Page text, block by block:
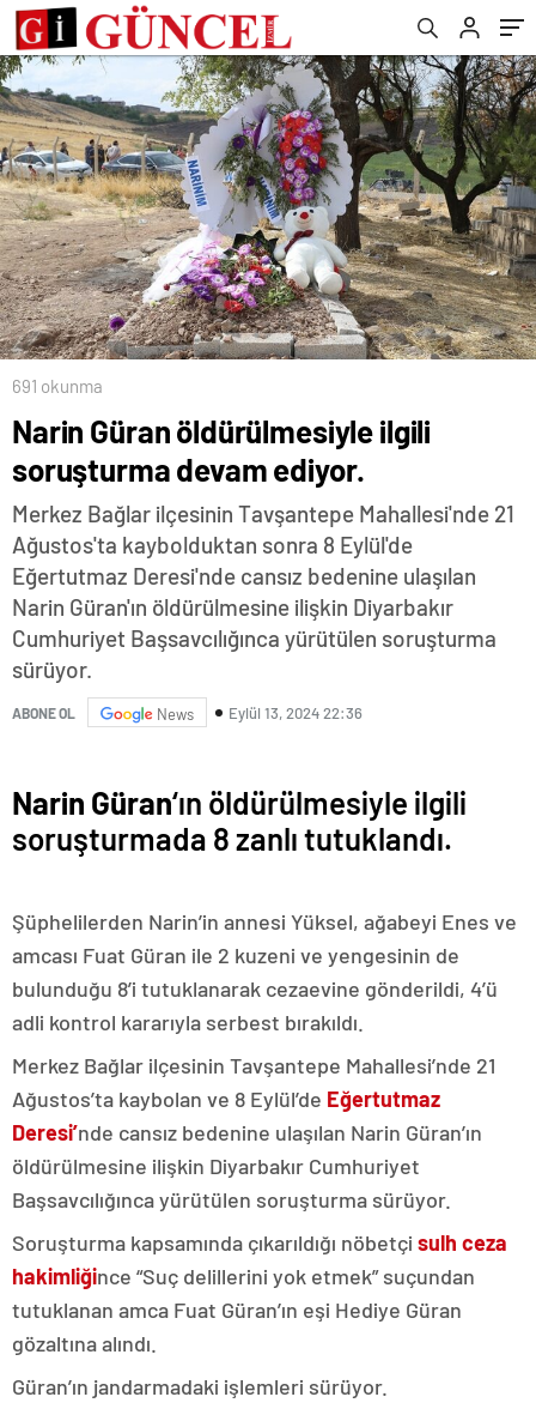
691 okunma
Narin Güran öldürülmesiyle ilgili
soruşturma devam ediyor.
Merkez Bağlar ilçesinin Tavşantepe Mahallesi'nde 21
Ağustos'ta kaybolduktan sonra 8 Eylül'de
Eğertutmaz Deresi'nde cansız bedenine ulaşılan
Narin Güran'ın öldürülmesine ilişkin Diyarbakır
Cumhuriyet Başsavcılığınca yürütülen soruşturma
sürüyor.
ABONE OL News Eylül 13, 2024 22:36
Narin Güran‘ın öldürülmesiyle ilgili
soruşturmada 8 zanlı tutuklandı.
Şüphelilerden Narin’in annesi Yüksel, ağabeyi Enes ve
amcası Fuat Güran ile 2 kuzeni ve yengesinin de
bulunduğu 8’i tutuklanarak cezaevine gönderildi, 4’ü
adli kontrol kararıyla serbest bırakıldı.
Merkez Bağlar ilçesinin Tavşantepe Mahallesi’nde 21
Ağustos’ta kaybolan ve 8 Eylül’de Eğertutmaz
Deresi’nde cansız bedenine ulaşılan Narin Güran’ın
öldürülmesine ilişkin Diyarbakır Cumhuriyet
Başsavcılığınca yürütülen soruşturma sürüyor.
Soruşturma kapsamında çıkarıldığı nöbetçi sulh ceza
hakimliğince “Suç delillerini yok etmek” suçundan
tutuklanan amca Fuat Güran’ın eşi Hediye Güran
gözaltına alındı.
Güran’ın jandarmadaki işlemleri sürüyor.